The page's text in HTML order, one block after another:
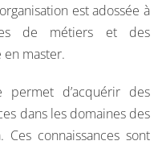
est adossée à
de métiers et des
master.
d’acquérir des
dans les domaines des
connaissances sont